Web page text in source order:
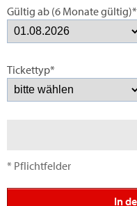
Gültig ab (6 Monate gültig)*
Tickettyp*
* Pflichtfelder